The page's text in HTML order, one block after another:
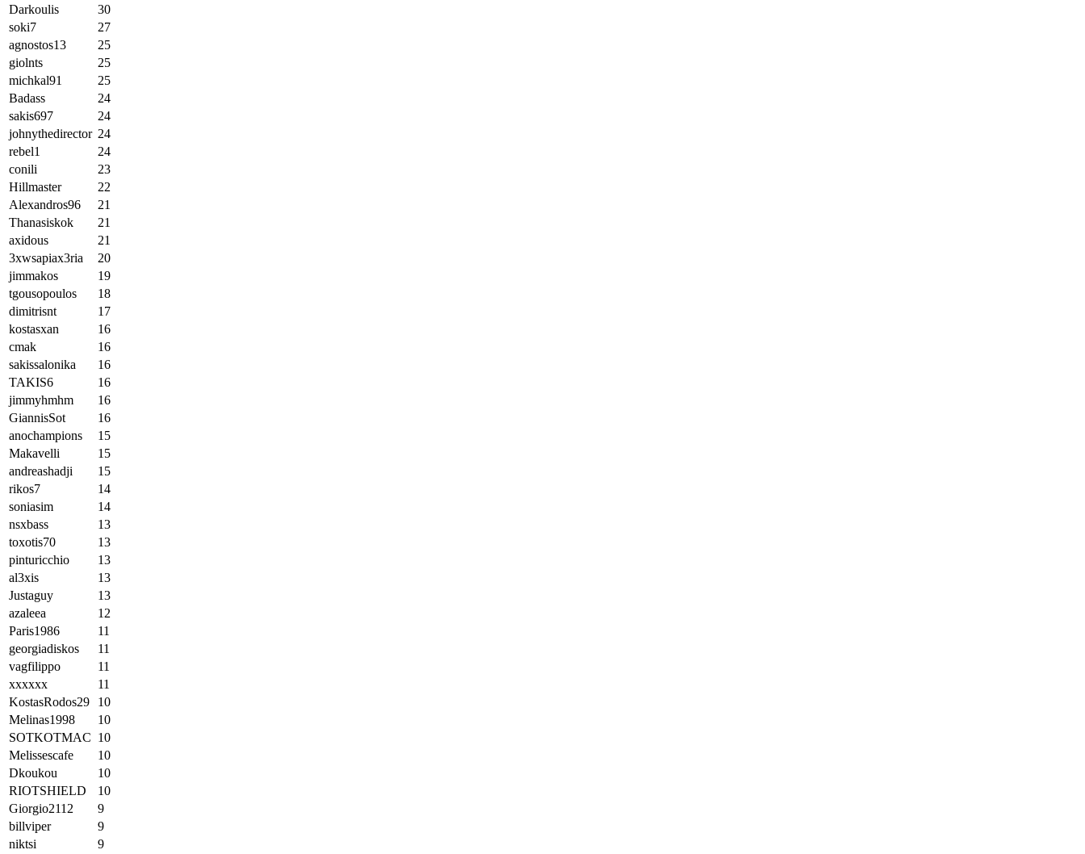
Darkoulis
30
soki7
27
agnostos13
25
giolnts
25
michkal91
25
Badass
24
sakis697
24
johnythedirector 24
rebel1
24
conili
23
Hillmaster
22
Alexandros96
21
Thanasiskok
21
axidous
21
3xwsapiax3ria
20
jimmakos
19
tgousopoulos
18
dimitrisnt
17
kostasxan
16
cmak
16
sakissalonika
16
TAKIS6
16
jimmyhmhm
16
GiannisSot
16
anochampions
15
Makavelli
15
andreashadji
15
rikos7
14
soniasim
14
nsxbass
13
toxotis70
13
pinturicchio
13
al3xis
13
Justaguy
13
azaleea
12
Paris1986
11
georgiadiskos
11
vagfilippo
11
xxxxxx
11
KostasRodos29
10
Melinas1998
10
SOTKOTMAC 10
Melissescafe
10
Dkoukou
10
RIOTSHIELD
10
Giorgio2112
9
billviper
9
niktsi
9